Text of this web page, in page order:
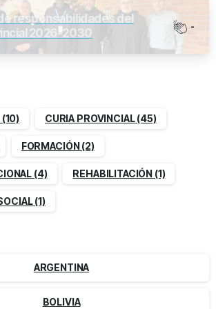
responsabilidades del
2026-2030
-
(10) CURIA PROVINCIAL(45)
FORMACIÓN(2)
(4) REHABILITACIÓN (1)
(1)
ARGENTINA
BOLIVIA